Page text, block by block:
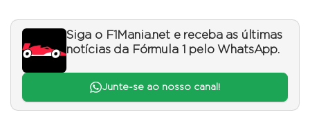
Siga o F1Mania.net e receba as últimas
notícias da Fórmula 1 pelo WhatsApp.
Junte-se ao nosso canal!